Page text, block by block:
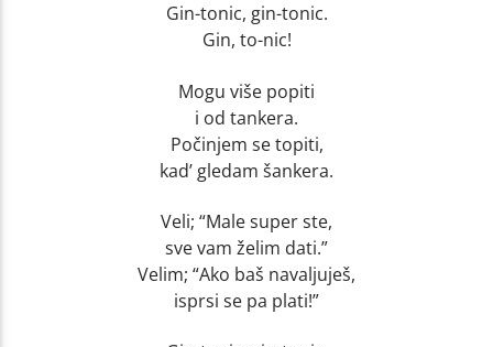
Gin-tonic, gin-tonic.
Gin, to-nic!
Mogu više popiti
i od tankera.
Počinjem se topiti,
kad’ gledam šankera.
Veli; “Male super ste,
sve vam želim dati.”
Velim; “Ako baš navaljuješ,
isprsi se pa plati!”